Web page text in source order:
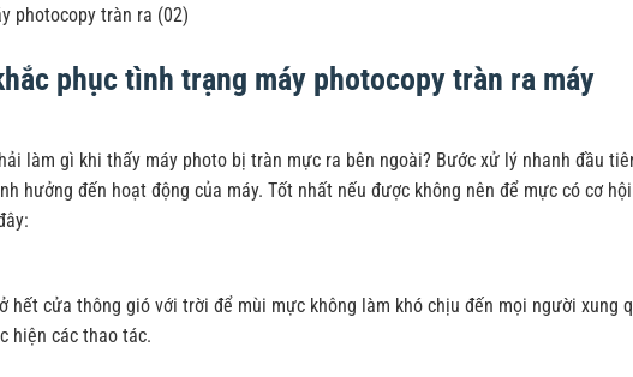
phục tình trạng máy photocopy tràn ra máy
làm gì khi thấy máy photo bị tràn mực ra bên ngoài? Bước xử lý nhanh đầu
hưởng đến hoạt động của máy. Tốt nhất nếu được không nên để mực có cơ
hết cửa thông gió với trời để mùi mực không làm khó chịu đến mọi người xung
hiện các thao tác.